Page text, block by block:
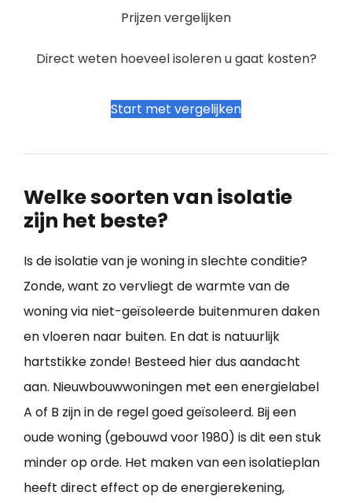
Prijzen vergelijken
Direct weten hoeveel isoleren u gaat kosten?
Start met vergelijken
Welke soorten van isolatie
zijn het beste?
Is de isolatie van je woning in slechte conditie?
Zonde, want zo vervliegt de warmte van de
woning via niet-geïsoleerde buitenmuren daken
en vloeren naar buiten. En dat is natuurlijk
hartstikke zonde! Besteed hier dus aandacht
aan. Nieuwbouwwoningen met een energielabel
A of B zijn in de regel goed geïsoleerd. Bij een
oude woning (gebouwd voor 1980) is dit een stuk
minder op orde. Het maken van een isolatieplan
heeft direct effect op de energierekening,